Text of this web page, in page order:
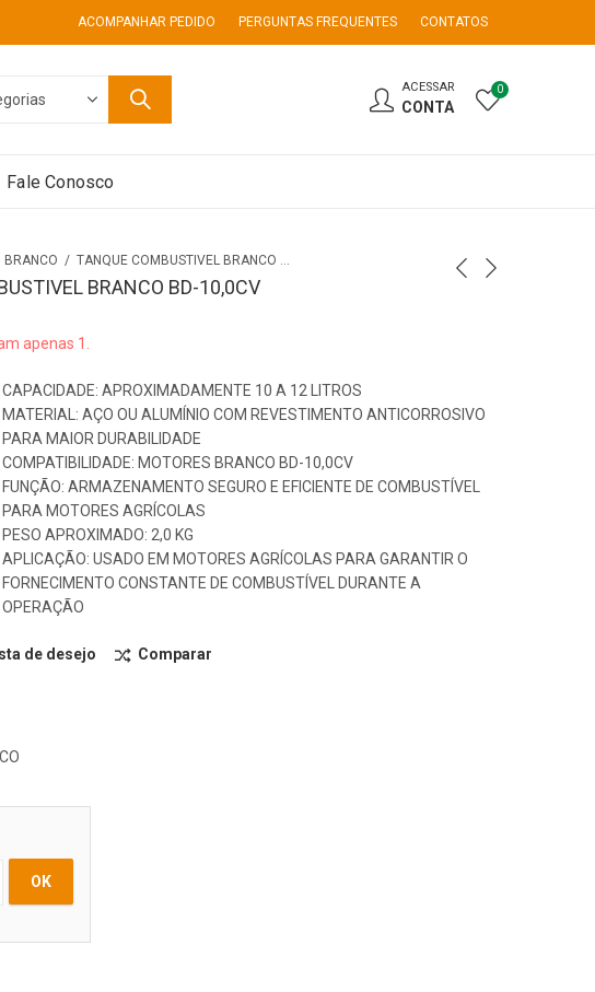
ACOMPANHAR PEDIDO PERGUNTAS FREQUENTES CONTATOS
ACESSAR
CONTA
0
Fale Conosco
BRANCO TANQUE COMBUSTIVEL BRANCO BD-10,0CV
BRANCO BD-10,0CV
apenas 1.
CAPACIDADE: APROXIMADAMENTE 10 A 12 LITROS
MATERIAL: AÇO OU ALUMÍNIO COM REVESTIMENTO ANTICORROSIVO
PARA MAIOR DURABILIDADE
COMPATIBILIDADE: MOTORES BRANCO BD-10,0CV
FUNÇÃO: ARMAZENAMENTO SEGURO E EFICIENTE DE COMBUSTÍVEL
PARA MOTORES AGRÍCOLAS
PESO APROXIMADO: 2,0 KG
APLICAÇÃO: USADO EM MOTORES AGRÍCOLAS PARA GARANTIR O
FORNECIMENTO CONSTANTE DE COMBUSTÍVEL DURANTE A
OPERAÇÃO
de desejo Comparar
OK